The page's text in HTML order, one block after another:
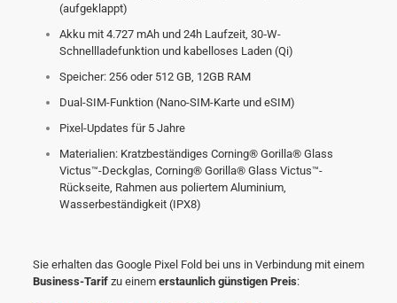
(aufgeklappt)
Akku mit 4.727 mAh und 24h Laufzeit, 30‑W-
Schnellladefunktion und kabelloses Laden (Qi)
Speicher: 256 oder 512 GB, 12GB RAM
Dual-SIM-Funktion (Nano-SIM-Karte und eSIM)
Pixel-Updates für 5 Jahre
Materialien: Kratzbeständiges Corning® Gorilla® Glass
Victus™-Deckglas, Corning® Gorilla® Glass Victus™-
Rückseite, Rahmen aus poliertem Aluminium,
Wasserbeständigkeit (IPX8)
Sie erhalten das Google Pixel Fold bei uns in Verbindung mit einem
Business-Tarifzu einem erstaunlich günstigen Preis: